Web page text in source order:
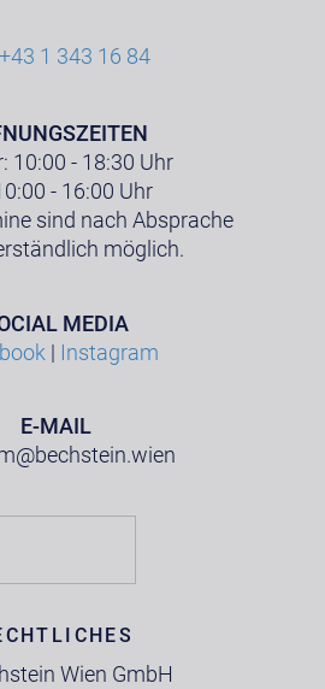
+43 1 343 16 84
10:00 - 18:30 Uhr
- 16:00 Uhr
sind nach Absprache
möglich.
MEDIA
| Instagram
E-MAIL
Wien GmbH